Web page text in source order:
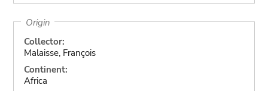
Origin
Collector:
Malaisse, François
Continent:
Africa